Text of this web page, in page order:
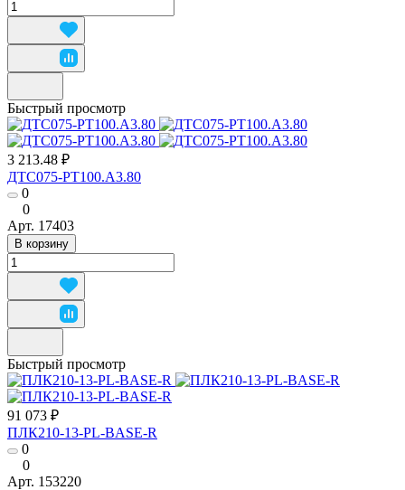
Быстрый просмотр
3 213.48 ₽
ДТС075-РТ100.А3.80
0
0
Арт. 17403
В корзину
Быстрый просмотр
91 073 ₽
ПЛК210-13-PL-BASE-R
0
0
Арт. 153220